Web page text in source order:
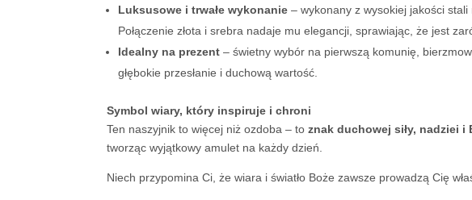
Luksusowe i trwałe wykonanie – wykonany z wysokiej jakości
Połączenie złota i srebra nadaje mu elegancji, sprawiając, że jest
Idealny na prezent – świetny wybór na pierwszą komunię,
głębokie przesłanie i duchową wartość.
Symbol wiary, który inspiruje i chroni
Ten naszyjnik to więcej niż ozdoba – to znak duchowej siły, nadziei i
tworząc wyjątkowy amulet na każdy dzień.
Niech przypomina Ci, że wiara i światło Boże zawsze prowadzą Cię